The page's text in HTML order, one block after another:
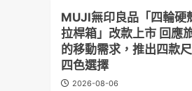
MUJI無印良品「四輪硬
拉桿箱」改款上市 回應
的移動需求，推出四款
四色選擇
2026-08-06